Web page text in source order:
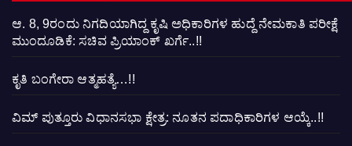
ಆ. 8, 9ರಂದು ನಿಗದಿಯಾಗಿದ್ದ ಕೃಷಿ ಅಧಿಕಾರಿಗಳ ಹುದ್ದೆ ನೇಮಕಾತಿ ಪರೀಕ್ಷೆ
ಮುಂದೂಡಿಕೆ: ಸಚಿವ ಪ್ರಿಯಾಂಕ್ ಖರ್ಗೆ..!!
ಕೃತಿ ಬಂಗೇರಾ ಆತ್ಮಹತ್ಯೆ…!!
ವಿಮ್ ಪುತ್ತೂರು ವಿಧಾನಸಭಾ ಕ್ಷೇತ್ರ: ನೂತನ ಪದಾಧಿಕಾರಿಗಳ ಆಯ್ಕೆ..!!